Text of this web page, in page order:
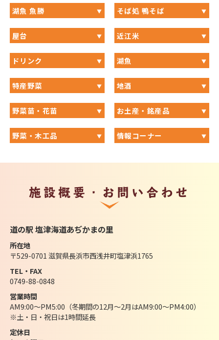
湖魚 魚勝 そば処 鴨そば
屋台 近江米
ドリンク 湖魚
特産野菜 地酒
野菜苗・花苗 お土産・銘産品
野菜・木工品 情報コーナー
施設概要・お問い合わせ
道の駅 塩津海道あぢかまの里
所在地
〒529-0701 滋賀県長浜市西浅井町塩津浜1765
TEL・FAX
0749-88-0848
営業時間
AM9:00～PM5:00（冬期間の12月～2月はAM9:00～PM4:00）
※土・日・祝日は1時間延長
定休日